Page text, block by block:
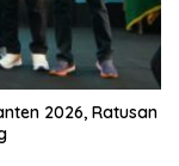
2026, Ratusan